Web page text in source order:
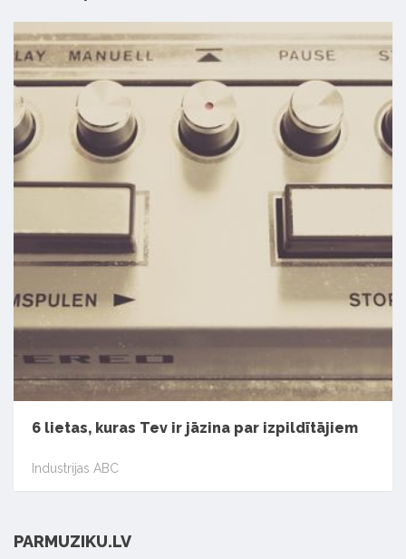
6 lietas, kuras Tev ir jāzina par izpildītājiem
Industrijas ABC
PARMUZIKU.LV